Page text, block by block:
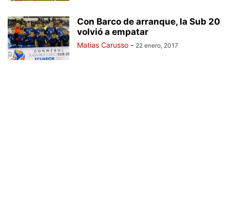
Con Barco de arranque, la Sub 20
volvió a empatar
Matias Carusso - 22 enero, 2017